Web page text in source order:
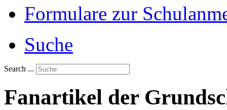
Formulare zur
Suche
Search ...
Fanartikel der